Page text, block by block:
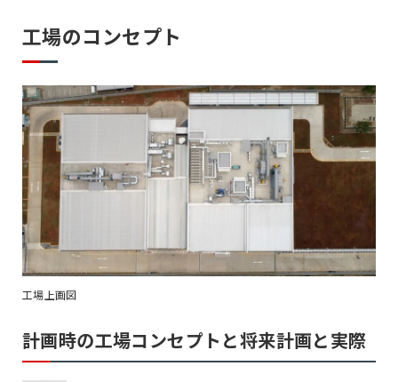
工場のコンセプト
工場上画図
計画時の工場コンセプトと将来計画と実際